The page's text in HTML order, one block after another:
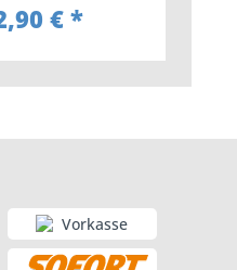
€ *
Vorkasse